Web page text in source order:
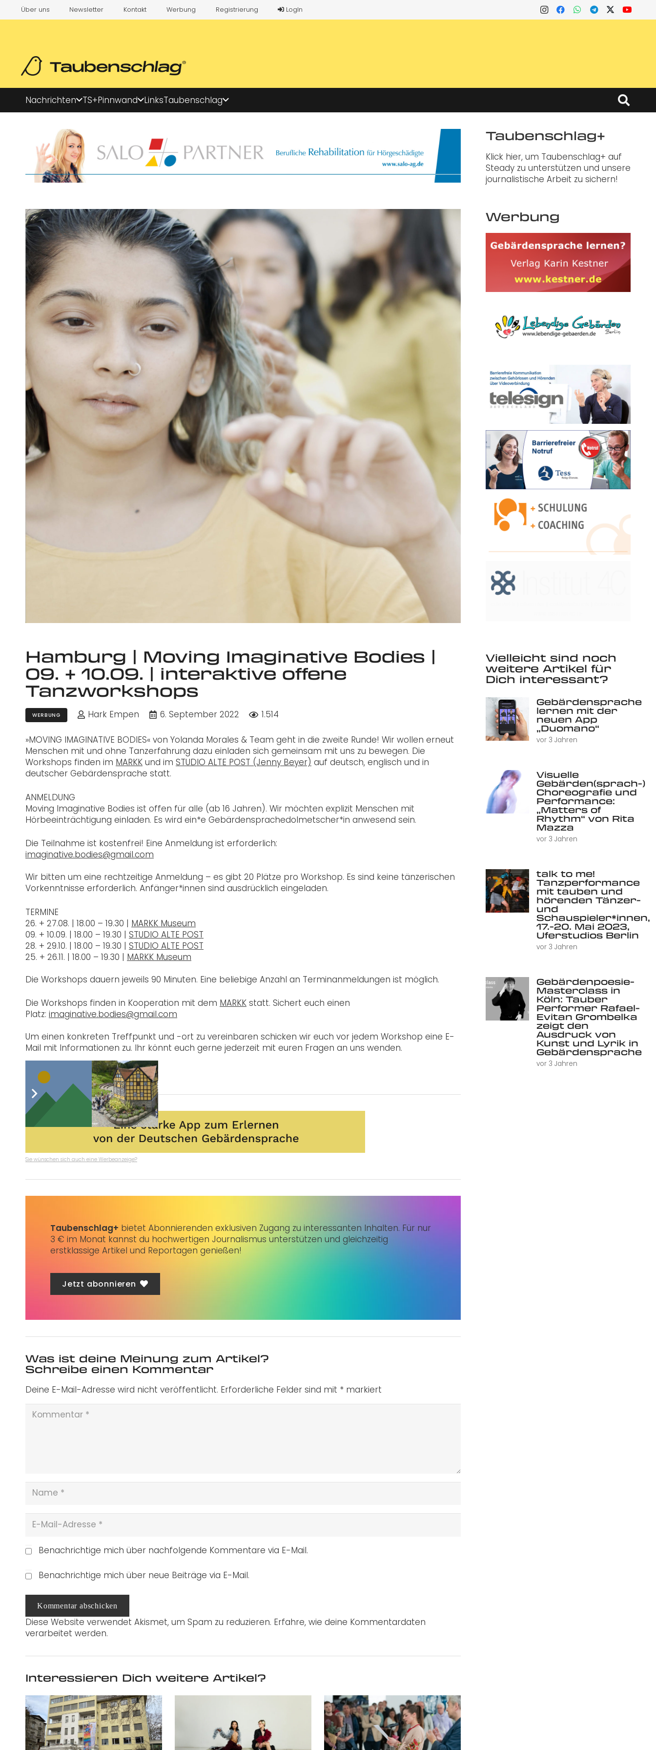
Über uns Newsletter Kontakt Werbung Registrierung LogIn
Nachrichten TS+Pinnwand LinksTaubenschlag
Hamburg | Moving Imaginative Bodies |
09. + 10.09. | interaktive offene
Tanzworkshops
WERBUNG Hark Empen 6. September 2022 1.514
»MOVING IMAGINATIVE BODIES« von Yolanda Morales & Team geht in die zweite Runde! Wir wollen erneut
Menschen mit und ohne Tanzerfahrung dazu einladen sich gemeinsam mit uns zu bewegen. Die
Workshops finden im MARKK und im STUDIO ALTE POST (Jenny Beyer) auf deutsch, englisch und in
deutscher Gebärdensprache statt.
ANMELDUNG
Moving Imaginative Bodies ist offen für alle (ab 16 Jahren). Wir möchten explizit Menschen mit
Hörbeeinträchtigung einladen. Es wird ein*e Gebärdensprachedolmetscher*in anwesend sein.
Die Teilnahme ist kostenfrei! Eine Anmeldung ist erforderlich:
imaginative.bodies@gmail.com
Wir bitten um eine rechtzeitige Anmeldung – es gibt 20 Plätze pro Workshop. Es sind keine tänzerischen
Vorkenntnisse erforderlich. Anfänger*innen sind ausdrücklich eingeladen.
TERMINE
26. + 27.08. | 18.00 – 19.30 | MARKK Museum
09. + 10.09. | 18.00 – 19.30 | STUDIO ALTE POST
28. + 29.10. | 18.00 – 19.30 | STUDIO ALTE POST
25. + 26.11. | 18.00 – 19.30 | MARKK Museum
Die Workshops dauern jeweils 90 Minuten. Eine beliebige Anzahl an Terminanmeldungen ist möglich.
Die Workshops finden in Kooperation mit dem MARKK statt. Sichert euch einen
Platz: imaginative.bodies@gmail.com
Um einen konkreten Treffpunkt und -ort zu vereinbaren schicken wir euch vor jedem Workshop eine E-
Mail mit Informationen zu. Ihr könnt euch gerne jederzeit mit euren Fragen an uns wenden.
Post Views: 1.514
Sie wünschen sich auch eine Werbeanzeige?
Taubenschlag+ bietet Abonnierenden exklusiven Zugang zu interessanten Inhalten. Für nur
3 € im Monat kannst du hochwertigen Journalismus unterstützen und gleichzeitig
erstklassige Artikel und Reportagen genießen!
Jetzt abonnieren
Was ist deine Meinung zum Artikel?
Schreibe einen Kommentar
Deine E-Mail-Adresse wird nicht veröffentlicht. Erforderliche Felder sind mit * markiert
Benachrichtige mich über nachfolgende Kommentare via E-Mail.
Benachrichtige mich über neue Beiträge via E-Mail.
Kommentar abschicken
Diese Website verwendet Akismet, um Spam zu reduzieren. Erfahre, wie deine Kommentardaten
verarbeitet werden.
Interessieren Dich weitere Artikel?
Taubenschlag+
Klick hier, um Taubenschlag+ auf
Steady zu unterstützen und unsere
journalistische Arbeit zu sichern!
Werbung
Vielleicht sind noch
weitere Artikel für
Dich interessant?
Gebärdensprache
lernen mit der
neuen App
„Duomano“
vor 3 Jahren
Visuelle
Gebärden(sprach-)
Choreografie und
Performance:
„Matters of
Rhythm“ von Rita
Mazza
vor 3 Jahren
talk to me!
Tanzperformance
mit tauben und
hörenden Tänzer-
und
Schauspieler*innen,
17.-20. Mai 2023,
Uferstudios Berlin
vor 3 Jahren
Gebärdenpoesie-
Masterclass in
Köln: Tauber
Performer Rafael-
Evitan Grombelka
zeigt den
Ausdruck von
Kunst und Lyrik in
Gebärdensprache
vor 3 Jahren